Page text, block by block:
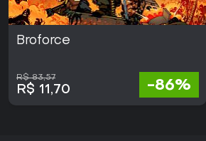
Broforce
R$ 83,57
R$ 11,70 -86%